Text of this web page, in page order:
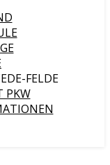
FELDE
PKW